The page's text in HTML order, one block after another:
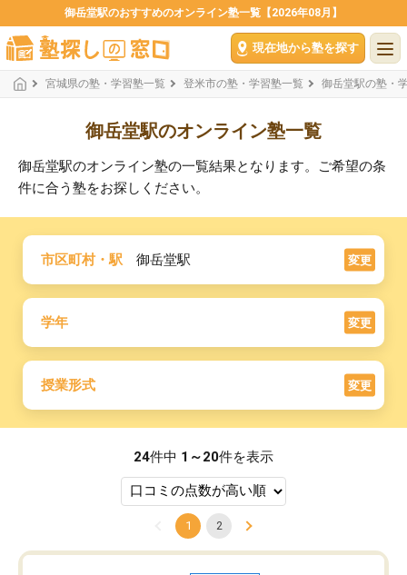
御岳堂駅のおすすめのオンライン塾一覧【2026年08月】
現在地から塾を探す
宮城県の塾・学習塾一覧 登米市の塾・学習塾一覧 御岳堂駅の塾・
御岳堂駅のオンライン塾一覧
御岳堂駅のオンライン塾の一覧結果となります。ご希望の条
件に合う塾をお探しください。
市区町村・駅 御岳堂駅 変更
学年 変更
授業形式 変更
24件中 1～20件を表示
1 2